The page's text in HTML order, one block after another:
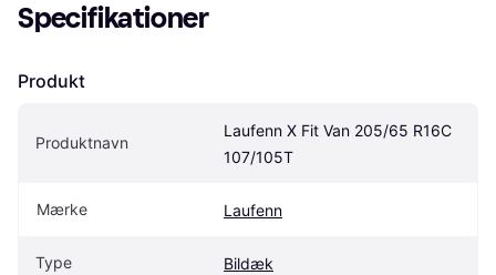
Specifikationer
Produkt
Produktnavn
Laufenn X Fit Van 205/65 R16C
107/105T
Mærke Laufenn
Type Bildæk